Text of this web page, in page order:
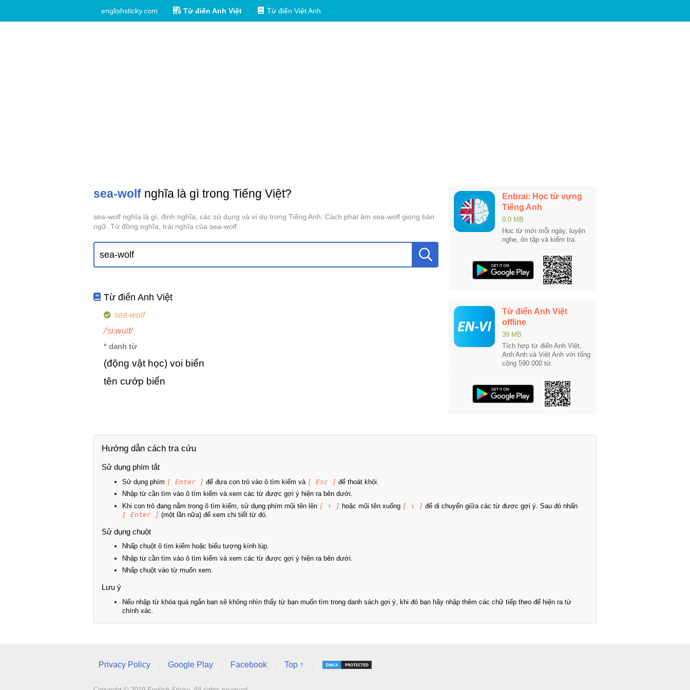
englishsticky.com Từ điển Anh Việt Từ điển Việt Anh
sea-wolf nghĩa là gì trong Tiếng Việt?
sea-wolf nghĩa là gì, định nghĩa, các sử dụng và ví dụ trong Tiếng Anh. Cách phát âm sea-wolf giọng bản
ngữ. Từ đồng nghĩa, trái nghĩa của sea-wolf.
Từ điển Anh Việt
sea-wolf
/'si:wulf/
* danh từ
(động vật học) voi biển
tên cướp biển
Enbrai: Học từ vựng
Tiếng Anh
9,0 MB
Học từ mới mỗi ngày, luyện
nghe, ôn tập và kiểm tra.
Từ điển Anh Việt
offline
39 MB
Tích hợp từ điển Anh Việt,
Anh Anh và Việt Anh với tổng
cộng 590.000 từ.
Hướng dẫn cách tra cứu
Sử dụng phím tắt
Sử dụng phím [ Enter ] để đưa con trỏ vào ô tìm kiếm và [ Esc ] để thoát khỏi.
Nhập từ cần tìm vào ô tìm kiếm và xem các từ được gợi ý hiện ra bên dưới.
Khi con trỏ đang nằm trong ô tìm kiếm, sử dụng phím mũi tên lên [ ↑ ] hoặc mũi tên xuống [ ↓ ] để di chuyển giữa các từ được gợi ý. Sau đó nhấn
[ Enter ] (một lần nữa) để xem chi tiết từ đó.
Sử dụng chuột
Nhấp chuột ô tìm kiếm hoặc biểu tượng kính lúp.
Nhập từ cần tìm vào ô tìm kiếm và xem các từ được gợi ý hiện ra bên dưới.
Nhấp chuột vào từ muốn xem.
Lưu ý
Nếu nhập từ khóa quá ngắn bạn sẽ không nhìn thấy từ bạn muốn tìm trong danh sách gợi ý, khi đó bạn hãy nhập thêm các chữ tiếp theo để hiện ra từ
chính xác.
Privacy Policy Google Play Facebook Top ↑